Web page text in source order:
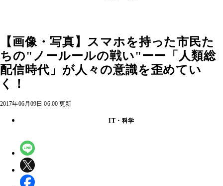
【画像・写真】スマホを持った市民た
ちの"ノールールの戦い"ーー「人類総
配信時代」が人々の意識を歪めてい
く！
2017年06月09日 06:00 更新
IT・科学